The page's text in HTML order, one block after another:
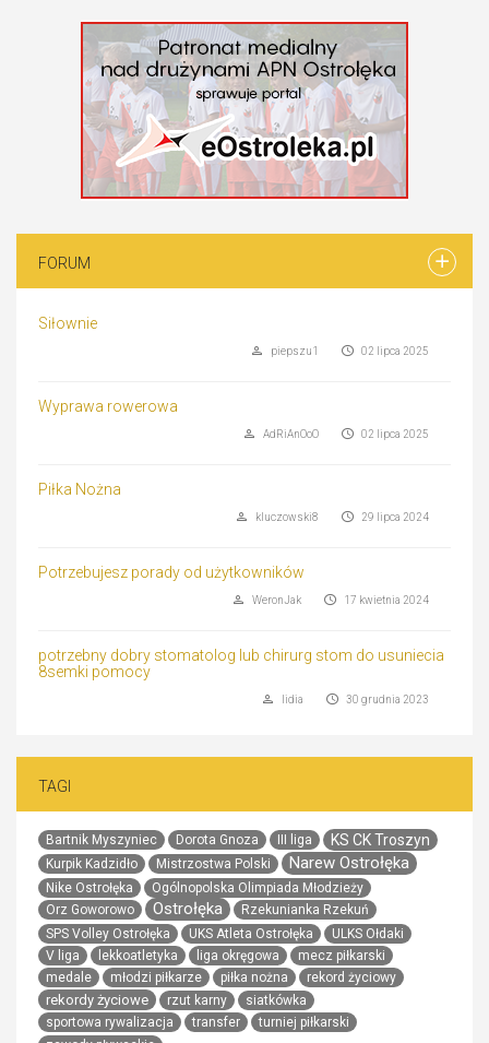
FORUM
Siłownie
02 lipca 2025
piepszu1
Wyprawa rowerowa
02 lipca 2025
AdRiAnOoO
Piłka Nożna
29 lipca 2024
kluczowski8
Potrzebujesz porady od użytkowników
17 kwietnia 2024
WeronJak
potrzebny dobry stomatolog lub chirurg stom do usuniecia
8semki pomocy
30 grudnia 2023
lidia
TAGI
Bartnik Myszyniec Dorota Gnoza III liga KS CK Troszyn
Kurpik Kadzidło Mistrzostwa Polski Narew Ostrołęka
Nike Ostrołęka
Ogólnopolska Olimpiada Młodzieży
Orz Goworowo
Ostrołęka
Rzekunianka Rzekuń
SPS Volley Ostrołęka
UKS Atleta Ostrołęka
ULKS Ołdaki
V liga
lekkoatletyka liga okręgowa
mecz piłkarski
medale
młodzi piłkarze piłka nożna rekord życiowy
rekordy życiowe rzut karny
siatkówka
sportowa rywalizacja
transfer
turniej piłkarski